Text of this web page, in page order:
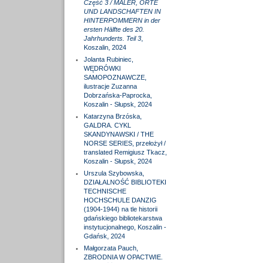
Część 3 / MALER, ORTE
UND LANDSCHAFTEN IN
HINTERPOMMERN in der
ersten Hälfte des 20.
Jahrhunderts. Teil 3,
Koszalin, 2024
Jolanta Rubiniec,
WĘDRÓWKI
SAMOPOZNAWCZE,
ilustracje Zuzanna
Dobrzańska-Paprocka,
Koszalin - Słupsk, 2024
Katarzyna Brzóska,
GALDRA. CYKL
SKANDYNAWSKI / THE
NORSE SERIES, przełożył /
translated Remigiusz Tkacz,
Koszalin - Słupsk, 2024
Urszula Szybowska,
DZIAŁALNOŚĆ BIBLIOTEKI
TECHNISCHE
HOCHSCHULE DANZIG
(1904-1944) na tle historii
gdańskiego bibliotekarstwa
instytucjonalnego, Koszalin -
Gdańsk, 2024
Małgorzata Pauch,
ZBRODNIA W OPACTWIE.